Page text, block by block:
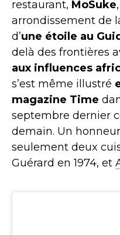
restaurant, MoSuke
arrondissement de
d’une étoile au
delà des frontières
aux influences
s’est même illustré
magazine Time
septembre dernier
demain. Un
seulement deux
Guérard en 1974, et